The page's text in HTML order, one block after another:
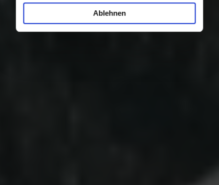
Ablehnen